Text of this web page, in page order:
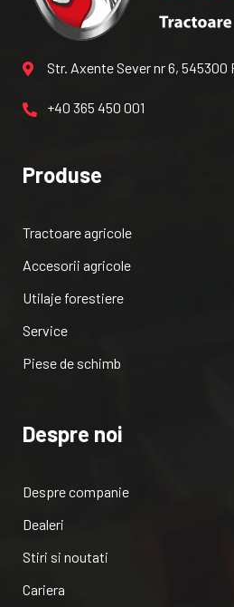
Str. Axente Sever nr 6, 545300
+40 365 450 001
Produse
Tractoare agricole
Accesorii agricole
Utilaje forestiere
Service
Piese de schimb
Despre noi
Despre companie
Dealeri
Stiri si noutati
Cariera